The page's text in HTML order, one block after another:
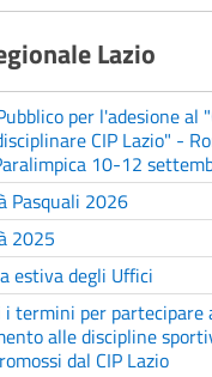
Lazio
per l'adesione al
CIP Lazio" -
10-12
Pasquali 2026
2025
estiva degli Uffici
termini per partecipare
alle discipline
dal CIP Lazio